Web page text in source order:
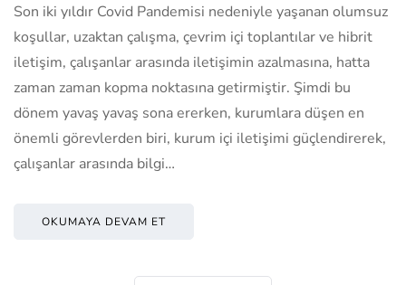
Son iki yıldır Covid Pandemisi nedeniyle yaşanan olumsuz
koşullar, uzaktan çalışma, çevrim içi toplantılar ve hibrit
iletişim, çalışanlar arasında iletişimin azalmasına, hatta
zaman zaman kopma noktasına getirmiştir. Şimdi bu
dönem yavaş yavaş sona ererken, kurumlara düşen en
önemli görevlerden biri, kurum içi iletişimi güçlendirerek,
çalışanlar arasında bilgi…
OKUMAYA DEVAM ET